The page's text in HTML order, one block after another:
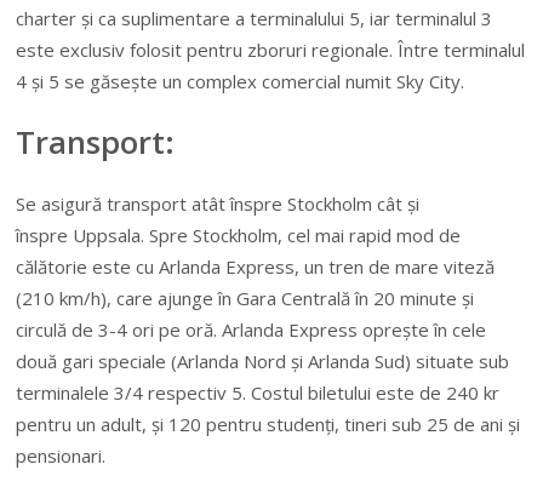
charter și ca suplimentare a terminalului 5, iar terminalul 3
este exclusiv folosit pentru zboruri regionale. Între terminalul
4 și 5 se găsește un complex comercial numit Sky City.
Transport:
Se asigură transport atât înspre Stockholm cât și
înspre Uppsala. Spre Stockholm, cel mai rapid mod de
călătorie este cu Arlanda Express, un tren de mare viteză
(210 km/h), care ajunge în Gara Centrală în 20 minute și
circulă de 3-4 ori pe oră. Arlanda Express oprește în cele
două gari speciale (Arlanda Nord și Arlanda Sud) situate sub
terminalele 3/4 respectiv 5. Costul biletului este de 240 kr
pentru un adult, și 120 pentru studenți, tineri sub 25 de ani și
pensionari.